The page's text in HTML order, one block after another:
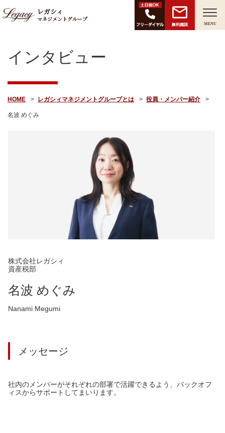
レガシィ
マネジメントグループ
無料面談 MENU
インタビュー
HOME レガシィマネジメントグループとは 役員・メンバー紹介
名波 めぐみ
株式会社レガシィ
資産税部
名波 めぐみ
Nanami Megumi
メッセージ
社内のメンバーがそれぞれの部署で活躍できるよう、バックオフ
ィスからサポートしてまいります。